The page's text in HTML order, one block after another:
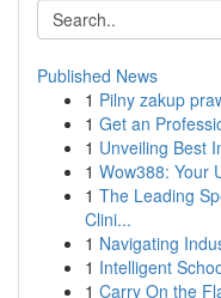
Published News
1 Pilny zakup
1 Get an
1 Unveiling Best
1 Wow388: Your
1 The Leading
Clini...
1 Navigating
1 Intelligent
1 Carry On the